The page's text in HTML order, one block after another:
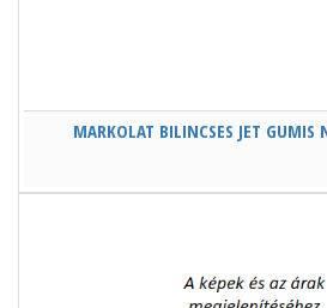
MARKOLAT BILINCSES JET